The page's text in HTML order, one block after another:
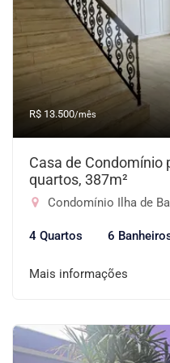
R$ 13.500/mês
Casa de Condomínio
quartos, 387m²
Condomínio Ilha de
4 Quartos 6
Mais informações